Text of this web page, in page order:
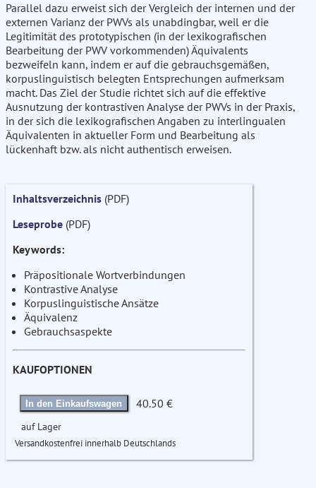
Parallel dazu erweist sich der Vergleich der internen und der
externen Varianz der PWVs als unabdingbar, weil er die
Legitimität des prototypischen (in der lexikografischen
Bearbeitung der PWV vorkommenden) Äquivalents
bezweifeln kann, indem er auf die gebrauchsgemäßen,
korpuslinguistisch belegten Entsprechungen aufmerksam
macht. Das Ziel der Studie richtet sich auf die effektive
Ausnutzung der kontrastiven Analyse der PWVs in der Praxis,
in der sich die lexikografischen Angaben zu interlingualen
Äquivalenten in aktueller Form und Bearbeitung als
lückenhaft bzw. als nicht authentisch erweisen.
Inhaltsverzeichnis (PDF)
Leseprobe (PDF)
Keywords:
Präpositionale Wortverbindungen
Kontrastive Analyse
Korpuslinguistische Ansätze
Äquivalenz
Gebrauchsaspekte
KAUFOPTIONEN
In den Einkaufswagen 40.50 €
auf Lager
Versandkostenfrei innerhalb Deutschlands